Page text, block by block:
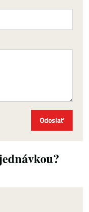
Odoslať